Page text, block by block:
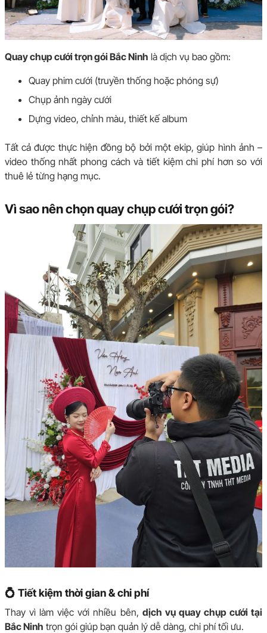
Quay chụp cưới trọn gói Bắc Ninh là dịch vụ bao gồm:
Quay phim cưới (truyền thống hoặc phóng sự)
Chụp ảnh ngày cưới
Dựng video, chỉnh màu, thiết kế album
Tất cả được thực hiện đồng bộ bởi một ekip, giúp hình ảnh –
video thống nhất phong cách và tiết kiệm chi phí hơn so với
thuê lẻ từng hạng mục.
Vì sao nên chọn quay chụp cưới trọn gói?
💍 Tiết kiệm thời gian & chi phí
Thay vì làm việc với nhiều bên, dịch vụ quay chụp cưới tại
Bắc Ninh trọn gói giúp bạn quản lý dễ dàng, chi phí tối ưu.